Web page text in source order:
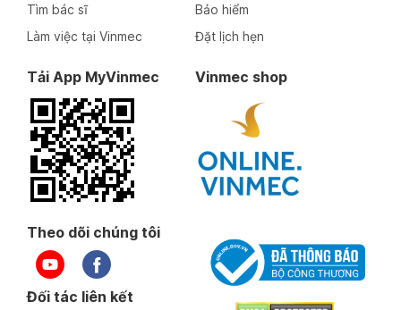
Tìm bác sĩ
Làm việc tại Vinmec
Bảo hiểm
Đặt lịch hẹn
Tải App MyVinmec Vinmec shop
Theo dõi chúng tôi
Đối tác liên kết